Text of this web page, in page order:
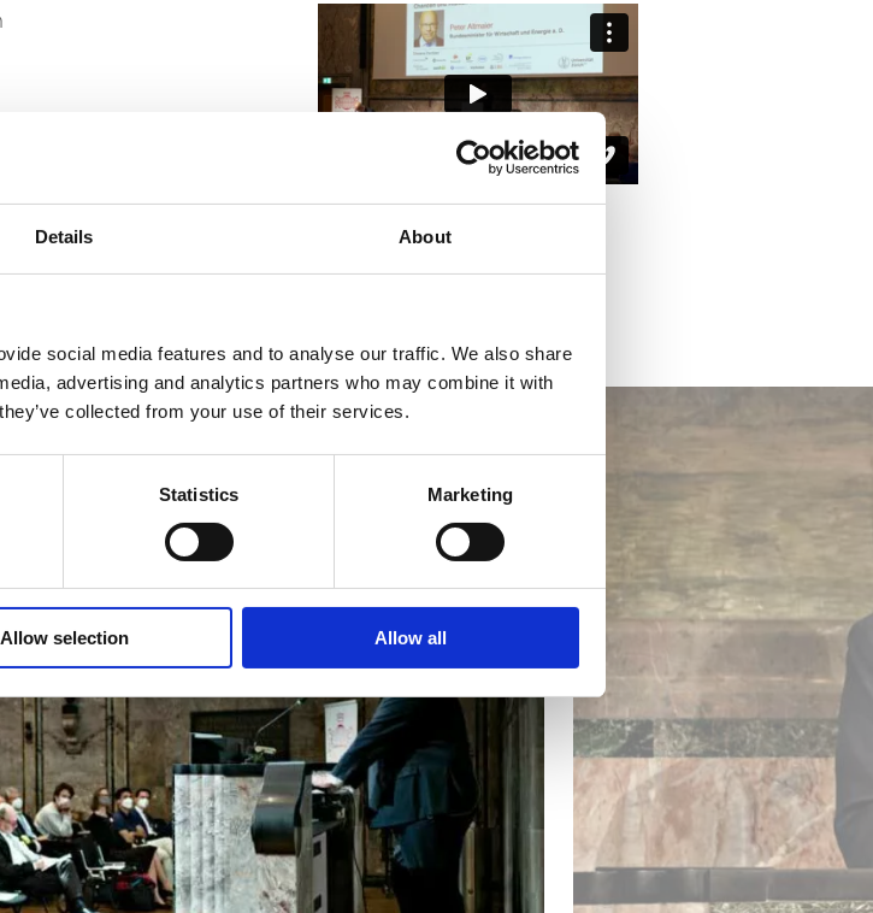
Details About
social media features and to analyse our traffic. We also share
advertising and analytics partners who may combine it with
collected from your use of their services.
Statistics Marketing
Allow selection Allow all